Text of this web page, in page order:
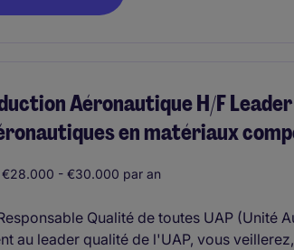
Aéronautique H/F
en matériaux
€28.000 - €30.000 par an
Qualité de toutes UAP (Unité
au leader qualité de l'UAP, vous